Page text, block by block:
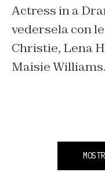
Actress in a
vedersela con
Christie, Lena
Maisie Williams.